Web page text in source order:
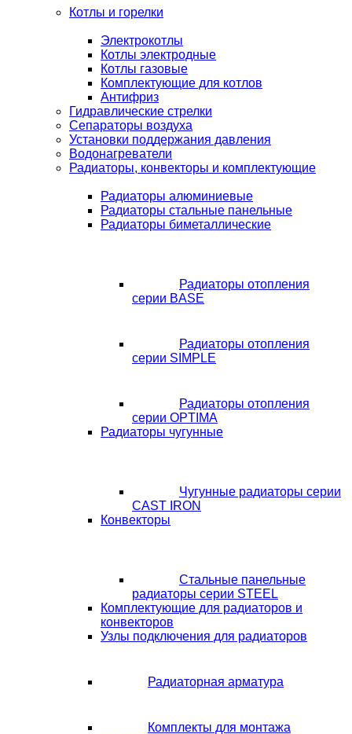
Котлы и горелки
Электрокотлы
Котлы электродные
Котлы газовые
Комплектующие для котлов
Антифриз
Гидравлические стрелки
Сепараторы воздуха
Установки поддержания давления
Водонагреватели
Радиаторы, конвекторы и комплектующие
Радиаторы алюминиевые
Радиаторы стальные панельные
Радиаторы биметаллические
Радиаторы отопления
серии BASE
Радиаторы отопления
серии SIMPLE
Радиаторы отопления
серии OPTIMA
Радиаторы чугунные
Чугунные радиаторы серии
CAST IRON
Конвекторы
Стальные панельные
радиаторы серии STEEL
Комплектующие для радиаторов и
конвекторов
Узлы подключения для радиаторов
Радиаторная арматура
Комплекты для монтажа